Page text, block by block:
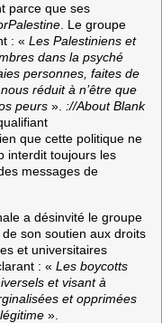
parce que ses
. Le groupe
: « Les Palestiniens et
dans la psyché
personnes, faites de
réduit à n’être que
peurs ». ://About Blank
que cette politique ne
interdit toujours les
messages de
a désinvité le groupe
de son soutien aux droits
et universitaires
: « Les boycotts
et visant à
et opprimées
».